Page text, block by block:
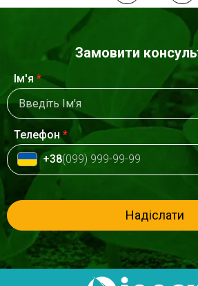
Замовити
Ім'я *
Телефон*
+38(099) 999-99-99
Надіслати